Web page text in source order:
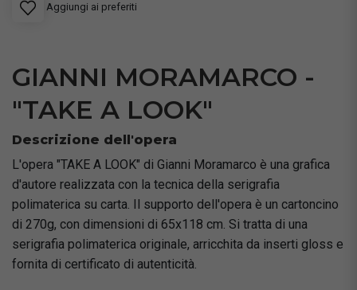
Aggiungi ai preferiti
GIANNI MORAMARCO -
"TAKE A LOOK"
Descrizione dell'opera
L'opera "TAKE A LOOK" di Gianni Moramarco è una grafica
d'autore realizzata con la tecnica della serigrafia
polimaterica su carta. Il supporto dell'opera è un cartoncino
di 270g, con dimensioni di 65x118 cm. Si tratta di una
serigrafia polimaterica originale, arricchita da inserti gloss e
fornita di certificato di autenticità.